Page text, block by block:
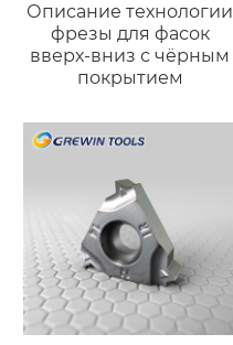
Описание технологии
фрезы для фасок
вверх-вниз с чёрным
покрытием